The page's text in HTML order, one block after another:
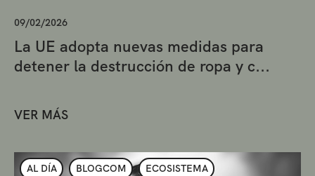
09/02/2026
La UE adopta nuevas medidas para
detener la destrucción de ropa y c...
VER MÁS
AL DÍA BLOGCOM ECOSISTEMA